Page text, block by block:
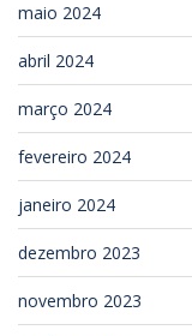
maio 2024
abril 2024
março 2024
fevereiro 2024
janeiro 2024
dezembro 2023
novembro 2023